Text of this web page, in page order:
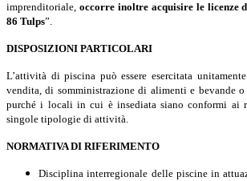
imprenditoriale, occorre inoltre acquisire le licenze
86 Tulps”.
DISPOSIZIONI PARTICOLARI
L’attività di piscina può essere esercitata
vendita, di somministrazione di alimenti e bevande
purché i locali in cui è insediata siano conformi ai
singole tipologie di attività.
NORMATIVA DI RIFERIMENTO
Disciplina interregionale delle piscine in